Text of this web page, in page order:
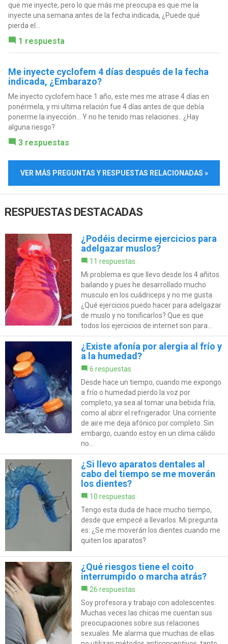
que me inyecte, pero lo que más me preocupa es que me la
inyecte una semana antes de la fecha indicada, ¿Puede qué
pierda el...
1 respuesta
Me inyecte cyclofem 4 días después de la fecha
indicada, ¿Embarazo?
Me inyecto cyclofem hace 1 año, este mes me atrase 4 días en
ponérmela, y mi ultima relación fue 4 días antes de que debía
ponerme la inyección... Y no he tenido mas relaciones.. ¿Hay
alguna riesgo?
3 respuestas
VER MÁS PREGUNTAS Y RESPUESTAS RELACIONADAS »
RESPUESTAS DESTACADAS
¿Podéis decirme ejercicios para
adelgazar muslos?
11 respuestas
Mi problema es que llevo desde los 4 añitos
bailando y pues he desarrollado mucho
musculo en los cuádriceps y no me gusta
¿Qué ejercicios puedo hacer para adelgazar
de muslo y no tonificarlos? Que es que
todos los ejercicios de internet son para...
¿Existe afonía por alergia al frío y
a la humedad?
6 respuestas
Desde hace un tiempo, cuando me expongo
a frío o humedad pierdo la voz por
completo, ya sea al tomar una bebida fría,
como al abrir el refrigerador. Una corriente
de aire me deja afónico por completo. Sin
embargo, cuando estoy en un clima cálido
no...
¿Si llevo aparatos dentales al
cabo del tiempo se me moverán
los dientes?
10 respuestas
Tengo esta duda de hace mucho tiempo,
desde que empecé a llevarlos. Mi pregunta
es: ¿Se me moverán los dientes cuando me
quiten los aparatos?
¿Qué riesgos tiene el coito
interrumpido o marcha atrás?
26 respuestas
Soy profesora y trabajo con adolescentes.
Muchas veces las chicas me cuentan sus
preocupaciones sobre sus relaciones
sexuales. Me alarma que muchas de ellas